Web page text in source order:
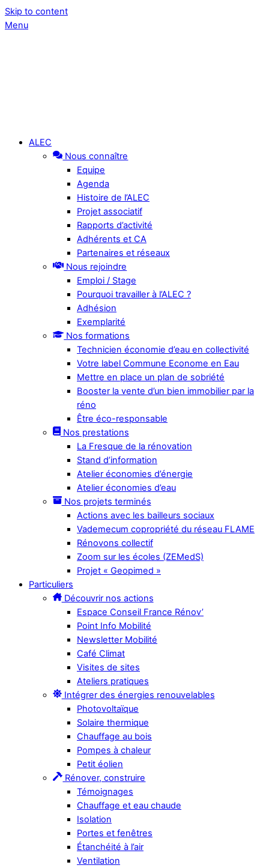
Skip to content
Menu
ALEC
Nous connaître
Equipe
Agenda
Histoire de l’ALEC
Projet associatif
Rapports d’activité
Adhérents et CA
Partenaires et réseaux
Nous rejoindre
Emploi / Stage
Pourquoi travailler à l’ALEC ?
Adhésion
Exemplarité
Nos formations
Technicien économie d’eau en collectivité
Votre label Commune Econome en Eau
Mettre en place un plan de sobriété
Booster la vente d’un bien immobilier par la
réno
Être éco-responsable
Nos prestations
La Fresque de la rénovation
Stand d’information
Atelier économies d’énergie
Atelier économies d’eau
Nos projets terminés
Actions avec les bailleurs sociaux
Vademecum copropriété du réseau FLAME
Rénovons collectif
Zoom sur les écoles (ZEMedS)
Projet « Geopimed »
Particuliers
Découvrir nos actions
Espace Conseil France Rénov’
Point Info Mobilité
Newsletter Mobilité
Café Climat
Visites de sites
Ateliers pratiques
Intégrer des énergies renouvelables
Photovoltaïque
Solaire thermique
Chauffage au bois
Pompes à chaleur
Petit éolien
Rénover, construire
Témoignages
Chauffage et eau chaude
Isolation
Portes et fenêtres
Étanchéité à l’air
Ventilation